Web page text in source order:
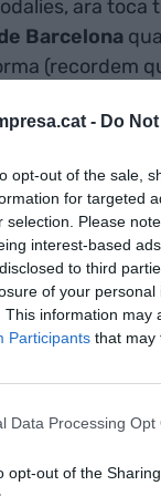
- Do
opt-out of the sale,
for targeted
selection. Please
interest-based
to third
of your personal
This information may
Participants that may
Data Processing Opt
opt-out of the
ara toca
Barcelona
(recordem
un
d’ampliació
Gavà Mar i
del Prat,
peça a parlar
. Passen
és hereva
ens del tot
privatitzar
4.400
l’acció s’ha
el preu s’ha
repartit gairebé